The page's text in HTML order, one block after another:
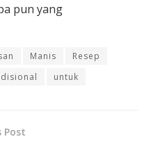
pun yang
Manis
Resep
untuk
Post